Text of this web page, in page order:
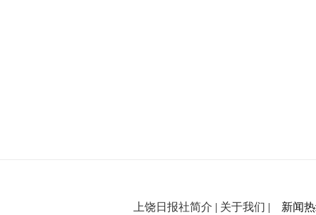
上饶日报社简介 | 关于我们 | 新闻热